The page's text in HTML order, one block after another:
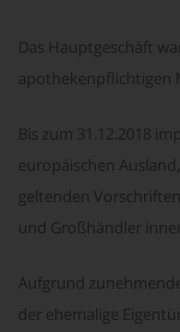
Das Hauptgeschäft
apothekenpflichtigen
Bis zum 31.12.2018
europäischen
geltenden
und Großhändler
Aufgrund
der ehemalige